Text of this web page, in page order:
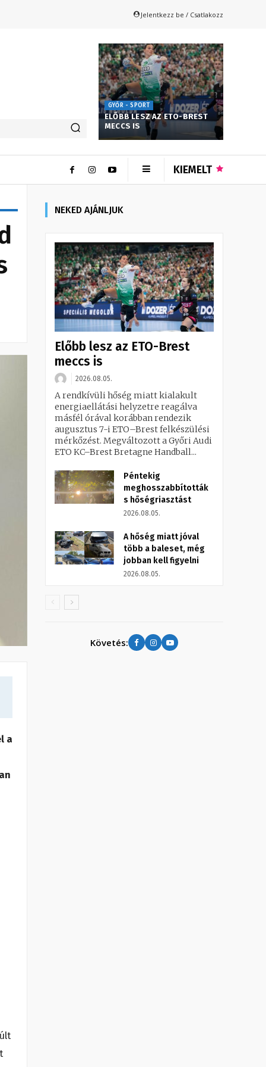
Jelentkezz be / Csatlakozz
GYŐR - SPORT
ELŐBB LESZ AZ ETO-BREST
MECCS IS
KIEMELT
a
NEKED AJÁNLJUK
Előbb lesz az ETO-Brest
meccs is
2026.08.05.
A rendkívüli hőség miatt kialakult
energiaellátási helyzetre reagálva
másfél órával korábban rendezik
augusztus 7-i ETO–Brest felkészülési
mérkőzést. Megváltozott a Győri Audi
ETO KC–Brest Bretagne Handball...
Péntekig
meghosszabbították
s hőségriasztást
2026.08.05.
A hőség miatt jóval
több a baleset, még
jobban kell figyelni
2026.08.05.
Követés: